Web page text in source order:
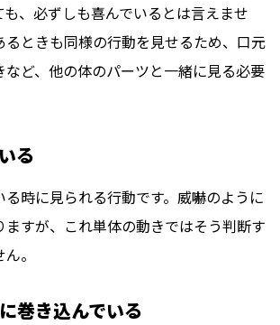
、必ずしも喜んでいるとは言えませ
るときも同様の行動を見せるため、口元
など、他の体のパーツと一緒に見る必要
る
時に見られる行動です。威嚇のように
ますが、これ単体の動きではそう判断す
。
巻き込んでいる